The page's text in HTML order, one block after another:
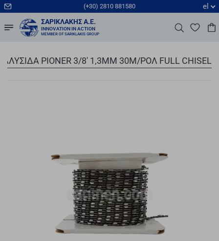
(+30) 2810 881580 el
ΣΑΡΙΚΛΆΚΗΣ Α.Ε.
INNOVATION IN ACTION
MEMBER OF SARIKLAKIS GROUP
ΑΛΥΣΙΔΑ PIONER 3/8' 1,3MM 30Μ/ΡΟΛ FULL CHISEL